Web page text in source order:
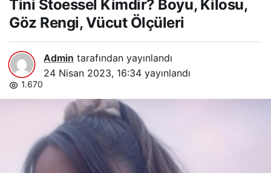
Tini Stoessel Kimdir? Boyu, Kilosu,
Göz Rengi, Vücut Ölçüleri
Admin tarafından yayınlandı
24 Nisan 2023, 16:34 yayınlandı
1.670
Rengi, Vücut Ölçüleri